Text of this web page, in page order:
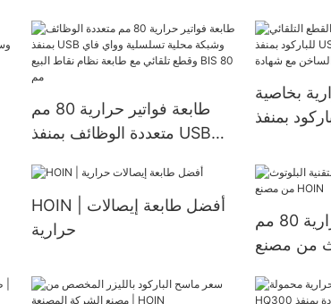
USB Bluetooth لنظام نقاط
البيع طابعة إيصالات حرارية
طابعة ملصقات الباركود
الحرارية
طابعة فواتير حرارية 80 مم
متعددة الوظائف بمنفذ USB
فاي وقطع تلقائي مع طابعة
نظام نقاط البيع BIS 80 مم
بخاصية
بمنفذ
HOIN | أفضل طابعة إيصالات
حرارية
أحدث طابعة حرارية 80 مم
من مصنع